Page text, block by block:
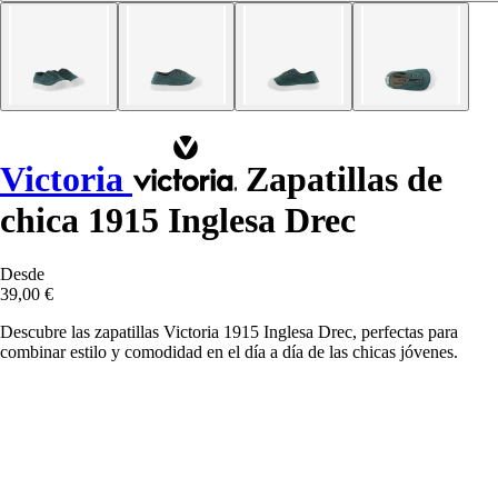
Victoria
Zapatillas de
chica 1915 Inglesa Drec
Desde
39,00 €
Descubre las zapatillas Victoria 1915 Inglesa Drec, perfectas para
combinar estilo y comodidad en el día a día de las chicas jóvenes.